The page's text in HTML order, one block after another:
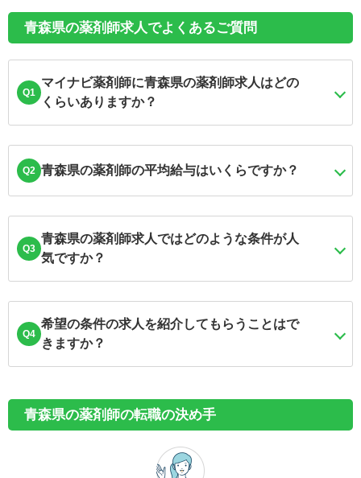
青森県の薬剤師求人でよくあるご質問
Q1
マイナビ薬剤師に青森県の薬剤師求人はどの
くらいありますか？
Q2 青森県の薬剤師の平均給与はいくらですか？
Q3
青森県の薬剤師求人ではどのような条件が人
気ですか？
Q4
希望の条件の求人を紹介してもらうことはで
きますか？
青森県の薬剤師の転職の決め手